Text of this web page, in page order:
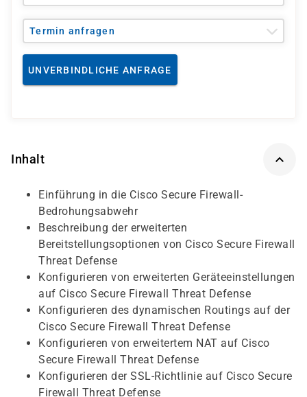
Termin anfragen
UNVERBINDLICHE ANFRAGE
Inhalt
Einführung in die Cisco Secure Firewall-
Bedrohungsabwehr
Beschreibung der erweiterten
Bereitstellungsoptionen von Cisco Secure Firewall
Threat Defense
Konfigurieren von erweiterten Geräteeinstellungen
auf Cisco Secure Firewall Threat Defense
Konfigurieren des dynamischen Routings auf der
Cisco Secure Firewall Threat Defense
Konfigurieren von erweitertem NAT auf Cisco
Secure Firewall Threat Defense
Konfigurieren der SSL-Richtlinie auf Cisco Secure
Firewall Threat Defense